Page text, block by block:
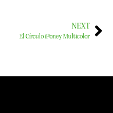
NEXT
El Círculo iPoney Multicolor